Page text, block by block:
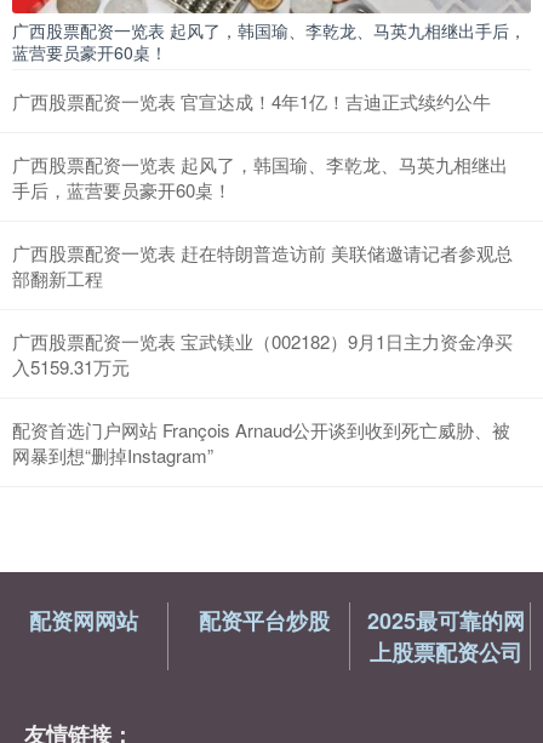
广西股票配资一览表 起风了，韩国瑜、李乾龙、马英九相继出手后，
蓝营要员豪开60桌！
广西股票配资一览表 官宣达成！4年1亿！吉迪正式续约公牛
广西股票配资一览表 起风了，韩国瑜、李乾龙、马英九相继出
手后，蓝营要员豪开60桌！
广西股票配资一览表 赶在特朗普造访前 美联储邀请记者参观总
部翻新工程
广西股票配资一览表 宝武镁业（002182）9月1日主力资金净买
入5159.31万元
配资首选门户网站 François Arnaud公开谈到收到死亡威胁、被
网暴到想“删掉Instagram”
配资网网站 配资平台炒股
2025最可靠的网
上股票配资公司
友情链接：